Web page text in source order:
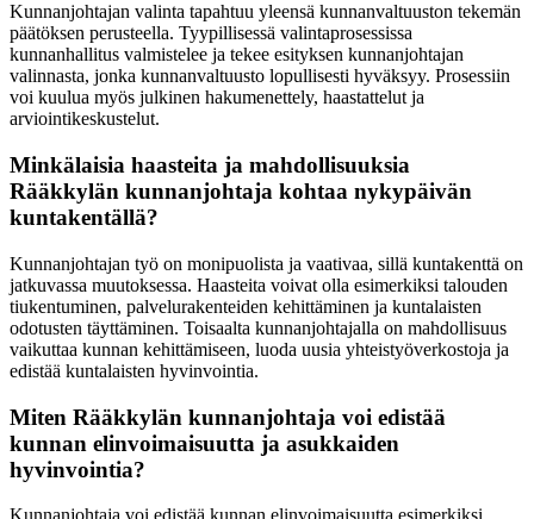
Kunnanjohtajan valinta tapahtuu yleensä kunnanvaltuuston tekemän
päätöksen perusteella. Tyypillisessä valintaprosessissa
kunnanhallitus valmistelee ja tekee esityksen kunnanjohtajan
valinnasta, jonka kunnanvaltuusto lopullisesti hyväksyy. Prosessiin
voi kuulua myös julkinen hakumenettely, haastattelut ja
arviointikeskustelut.
Minkälaisia haasteita ja mahdollisuuksia
Rääkkylän kunnanjohtaja kohtaa nykypäivän
kuntakentällä?
Kunnanjohtajan työ on monipuolista ja vaativaa, sillä kuntakenttä on
jatkuvassa muutoksessa. Haasteita voivat olla esimerkiksi talouden
tiukentuminen, palvelurakenteiden kehittäminen ja kuntalaisten
odotusten täyttäminen. Toisaalta kunnanjohtajalla on mahdollisuus
vaikuttaa kunnan kehittämiseen, luoda uusia yhteistyöverkostoja ja
edistää kuntalaisten hyvinvointia.
Miten Rääkkylän kunnanjohtaja voi edistää
kunnan elinvoimaisuutta ja asukkaiden
hyvinvointia?